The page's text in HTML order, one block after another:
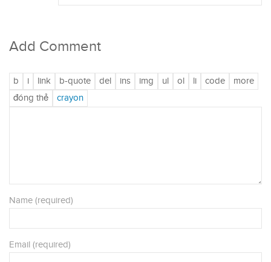
Add Comment
Name (required)
Email (required)